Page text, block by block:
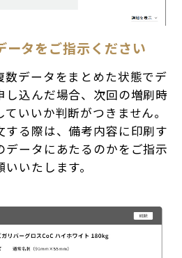
ータをご指示ください
数データをまとめた状態でデ
し込んだ場合、次回の増刷時
いいか判断がつきません。
する際は、備考内容に印刷す
データにあたるのかをご指示
いたします。